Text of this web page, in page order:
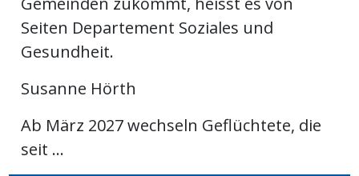
Seiten Departement Soziales und
Gesundheit.
Susanne Hörth
Ab März 2027 wechseln Geflüchtete, die
seit ...